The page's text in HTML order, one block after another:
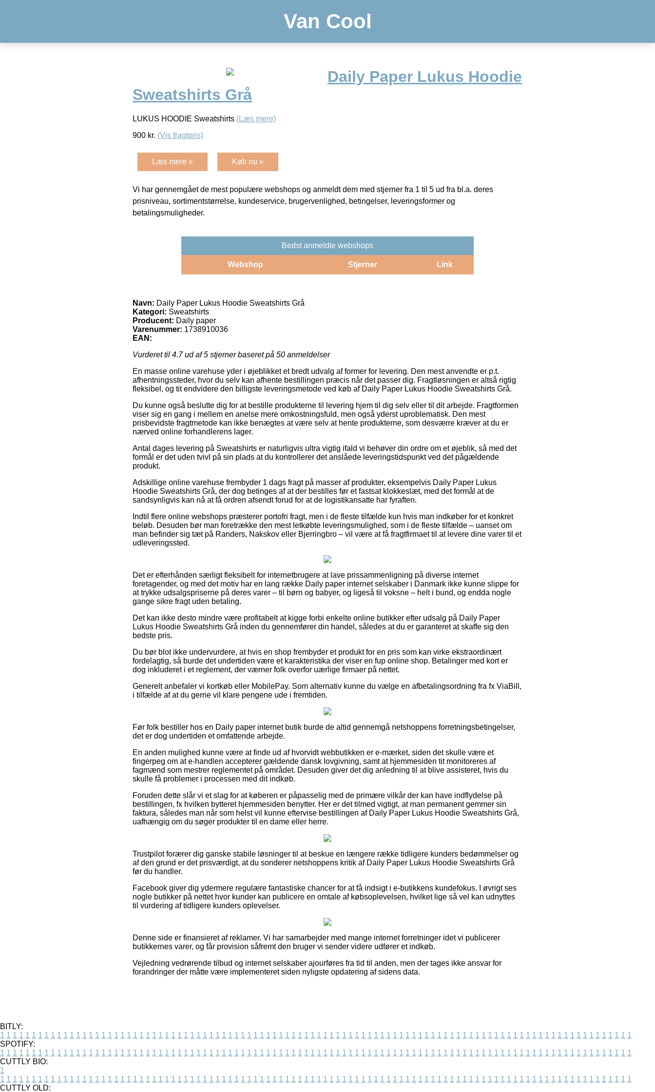
Van Cool
Daily Paper Lukus Hoodie
Sweatshirts Grå
LUKUS HOODIE Sweatshirts (Læs mere)
900 kr. (Vis fragtpris)
Læs mere » Køb nu »
Vi har gennemgået de mest populære webshops og anmeldt dem med stjerner fra 1 til 5 ud fra bl.a. deres
prisniveau, sortimentstørrelse, kundeservice, brugervenlighed, betingelser, leveringsformer og
betalingsmuligheder.
Bedst anmeldte webshops
Webshop Stjerner Link
Navn: Daily Paper Lukus Hoodie Sweatshirts Grå
Kategori: Sweatshirts
Producent: Daily paper
Varenummer: 1738910036
EAN:
Vurderet til 4.7ud af 5 stjerner baseret på 50 anmeldelser
En masse online varehuse yder i øjeblikket et bredt udvalg af former for levering. Den mest anvendte er p.t.
afhentningssteder, hvor du selv kan afhente bestillingen præcis når det passer dig. Fragtløsningen er altså rigtig
fleksibel, og tit endvidere den billigste leveringsmetode ved køb af Daily Paper Lukus Hoodie Sweatshirts Grå.
Du kunne også beslutte dig for at bestille produkterne til levering hjem til dig selv eller til dit arbejde. Fragtformen
viser sig en gang i mellem en anelse mere omkostningsfuld, men også yderst uproblematisk. Den mest
prisbevidste fragtmetode kan ikke benægtes at være selv at hente produkterne, som desværre kræver at du er
nærved online forhandlerens lager.
Antal dages levering på Sweatshirts er naturligvis ultra vigtig ifald vi behøver din ordre om et øjeblik, så med det
formål er det uden tvivl på sin plads at du kontrollerer det anslåede leveringstidspunkt ved det pågældende
produkt.
Adskillige online varehuse frembyder 1 dags fragt på masser af produkter, eksempelvis Daily Paper Lukus
Hoodie Sweatshirts Grå, der dog betinges af at der bestilles før et fastsat klokkeslæt, med det formål at de
sandsynligvis kan nå at få ordren afsendt forud for at de logistikansatte har fyraften.
Indtil flere online webshops præsterer portofri fragt, men i de fleste tilfælde kun hvis man indkøber for et konkret
beløb. Desuden bør man foretrække den mest letkøbte leveringsmulighed, som i de fleste tilfælde – uanset om
man befinder sig tæt på Randers, Nakskov eller Bjerringbro – vil være at få fragtfirmaet til at levere dine varer til et
udleveringssted.
Det er efterhånden særligt fleksibelt for internetbrugere at lave prissammenligning på diverse internet
foretagender, og med det motiv har en lang række Daily paper internet selskaber i Danmark ikke kunne slippe for
at trykke udsalgspriserne på deres varer – til børn og babyer, og ligeså til voksne – helt i bund, og endda nogle
gange sikre fragt uden betaling.
Det kan ikke desto mindre være profitabelt at kigge forbi enkelte online butikker efter udsalg på Daily Paper
Lukus Hoodie Sweatshirts Grå inden du gennemfører din handel, således at du er garanteret at skaffe sig den
bedste pris.
Du bør blot ikke undervurdere, at hvis en shop frembyder et produkt for en pris som kan virke ekstraordinært
fordelagtig, så burde det undertiden være et karakteristika der viser en fup online shop. Betalinger med kort er
dog inkluderet i et reglement, der værner folk overfor uærlige firmaer på nettet.
Generelt anbefaler vi kortkøb eller MobilePay. Som alternativ kunne du vælge en afbetalingsordning fra fx ViaBill,
i tilfælde af at du gerne vil klare pengene ude i fremtiden.
Før folk bestiller hos en Daily paper internet butik burde de altid gennemgå netshoppens forretningsbetingelser,
det er dog undertiden et omfattende arbejde.
En anden mulighed kunne være at finde ud af hvorvidt webbutikken er e-mærket, siden det skulle være et
fingerpeg om at e-handlen accepterer gældende dansk lovgivning, samt at hjemmesiden tit monitoreres af
fagmænd som mestrer reglementet på området. Desuden giver det dig anledning til at blive assisteret, hvis du
skulle få problemer i processen med dit indkøb.
Foruden dette slår vi et slag for at køberen er påpasselig med de primære vilkår der kan have indflydelse på
bestillingen, fx hvilken bytteret hjemmesiden benytter. Her er det tilmed vigtigt, at man permanent gemmer sin
faktura, således man når som helst vil kunne eftervise bestillingen af Daily Paper Lukus Hoodie Sweatshirts Grå,
uafhængig om du søger produkter til en dame eller herre.
Trustpilot forærer dig ganske stabile løsninger til at beskue en længere række tidligere kunders bedømmelser og
af den grund er det prisværdigt, at du sonderer netshoppens kritik af Daily Paper Lukus Hoodie Sweatshirts Grå
før du handler.
Facebook giver dig ydermere regulære fantastiske chancer for at få indsigt i e-butikkens kundefokus. I øvrigt ses
nogle butikker på nettet hvor kunder kan publicere en omtale af købsoplevelsen, hvilket lige så vel kan udnyttes
til vurdering af tidligere kunders oplevelser.
Denne side er finansieret af reklamer. Vi har samarbejder med mange internet forretninger idet vi publicerer
butikkernes varer, og får provision såfremt den bruger vi sender videre udfører et indkøb.
Vejledning vedrørende tilbud og internet selskaber ajourføres fra tid til anden, men der tages ikke ansvar for
forandringer der måtte være implementeret siden nyligste opdatering af sidens data.
BITLY:
1 1 1 1 1 1 1 1 1 1 1 1 1 1 1 1 1 1 1 1 1 1 1 1 1 1 1 1 1 1 1 1 1 1 1 1 1 1 1 1 1 1 1 1 1 1 1 1 1 1 1 1 1 1 1 1 1 1 1 1 1 1 1 1 1 1 1 1 1 1 1 1 1 1 1 1 1 1 1 1 1 1 1 1 1 1 1 1 1 1 1 1 1 1 1 1 1 1 1 1
SPOTIFY:
1 1 1 1 1 1 1 1 1 1 1 1 1 1 1 1 1 1 1 1 1 1 1 1 1 1 1 1 1 1 1 1 1 1 1 1 1 1 1 1 1 1 1 1 1 1 1 1 1 1 1 1 1 1 1 1 1 1 1 1 1 1 1 1 1 1 1 1 1 1 1 1 1 1 1 1 1 1 1 1 1 1 1 1 1 1 1 1 1 1 1 1 1 1 1 1 1 1 1 1
CUTTLY BIO:
1
1 1 1 1 1 1 1 1 1 1 1 1 1 1 1 1 1 1 1 1 1 1 1 1 1 1 1 1 1 1 1 1 1 1 1 1 1 1 1 1 1 1 1 1 1 1 1 1 1 1 1 1 1 1 1 1 1 1 1 1 1 1 1 1 1 1 1 1 1 1 1 1 1 1 1 1 1 1 1 1 1 1 1 1 1 1 1 1 1 1 1 1 1 1 1 1 1 1 1 1
CUTTLY OLD: